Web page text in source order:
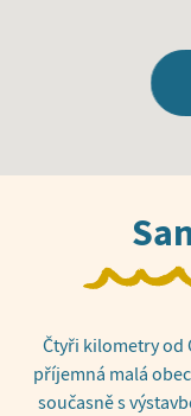
Čtyři kilometry od
příjemná malá
současně s